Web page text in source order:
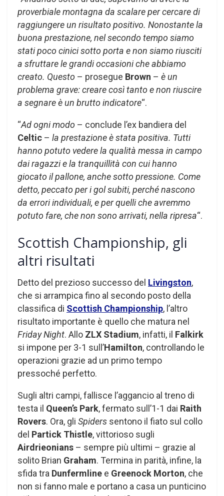
proverbiale montagna da scalare per cercare di
raggiungere un risultato positivo. Nonostante la
buona prestazione, nel secondo tempo siamo
stati poco cinici sotto porta e non siamo riusciti
a sfruttare le grandi occasioni che abbiamo
creato. Questo – prosegue Brown – è un
problema grave: creare così tanto e non riuscire
a segnare è un brutto indicatore“.
“Ad ogni modo – conclude l’ex bandiera del
Celtic – la prestazione è stata positiva. Tutti
hanno potuto vedere la qualità messa in campo
dai ragazzi e la tranquillità con cui hanno
giocato il pallone, anche sotto pressione. Come
detto, peccato per i gol subiti, perché nascono
da errori individuali, e per quelli che avremmo
potuto fare, che non sono arrivati, nella ripresa“.
Scottish Championship, gli
altri risultati
Detto del prezioso successo del Livingston,
che si arrampica fino al secondo posto della
classifica di Scottish Championship, l’altro
risultato importante è quello che matura nel
Friday Night. Allo ZLX Stadium, infatti, il Falkirk
si impone per 3-1 sull’Hamilton, controllando le
operazioni grazie ad un primo tempo
pressoché perfetto.
Sugli altri campi, fallisce l’aggancio al treno di
testa il Queen’s Park, fermato sull’1-1 dai Raith
Rovers. Ora, gli Spiders sentono il fiato sul collo
del Partick Thistle, vittorioso sugli
Airdrieonians – sempre più ultimi – grazie al
solito Brian Graham. Termina in parità, infine, la
sfida tra Dunfermline e Greenock Morton, che
non si fanno male e portano a casa un punticino